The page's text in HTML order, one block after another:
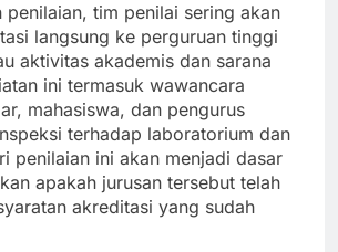
penilaian, tim penilai sering akan
langsung ke perguruan tinggi
aktivitas akademis dan sarana
ini termasuk wawancara
mahasiswa, dan pengurus
terhadap laboratorium dan
penilaian ini akan menjadi dasar
apakah jurusan tersebut telah
akreditasi yang sudah